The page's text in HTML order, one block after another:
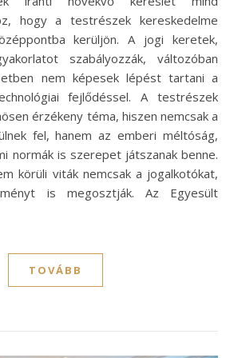
hogy a testrészek kereskedelme
kerüljön. A jogi keretek,
szabályozzák, változóban
nem képesek lépést tartani a
fejlődéssel. A testrészek
érzékeny téma, hiszen nemcsak a
fel, hanem az emberi méltóság,
normák is szerepet játszanak benne.
körüli viták nemcsak a jogalkotókat,
is megosztják. Az Egyesült
TOVÁBB